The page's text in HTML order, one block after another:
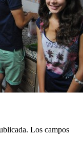
Los campos